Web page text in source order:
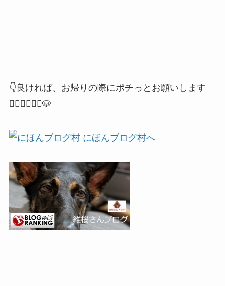
👇良ければ、お帰りの際にポチっとお願いします
🙇🏻‍♂️🙇🏻‍♀️🐶